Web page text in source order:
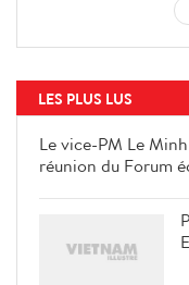
LES PLUS LUS
Le vice-PM Le
réunion du Forum